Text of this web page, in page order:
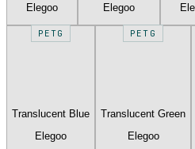
Elegoo
Elegoo
PETG
Translucent Blue
Elegoo
PETG
Translucent Green
Elegoo